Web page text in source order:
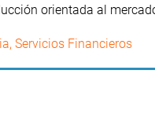
orientada al
, Servicios Financieros